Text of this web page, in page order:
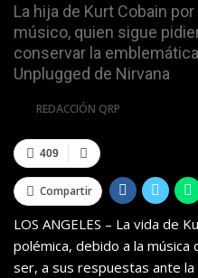
La hija de Kurt Cobain
músico, quien sigue
conservar la
Unplugged de Nirvana
REDACCIÓN QRP
409
Compartir
LOS ANGELES – La vida de
polémica, debido a la
ser, a sus respuestas ante